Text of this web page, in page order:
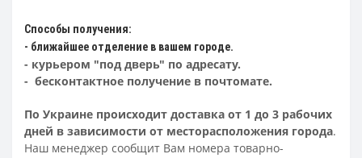
Способы получения:
- ближайшее отделение в вашем городе.
- курьером "под дверь" по адресату.
- бесконтактное получение в почтомате.
По Украине происходит доставка от 1 до 3 рабочих
дней в зависимости от месторасположения города.
Наш менеджер сообщит Вам номера товарно-